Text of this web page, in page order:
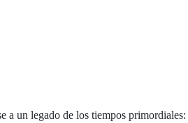
a un legado de los tiempos primordiales: